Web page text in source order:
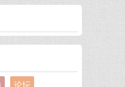
论坛